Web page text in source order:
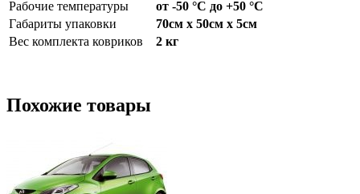
Рабочие температуры
от -50 °С до +50 °С
Габариты упаковки
70см x 50см x 5см
Вес комплекта ковриков
2 кг
Похожие товары